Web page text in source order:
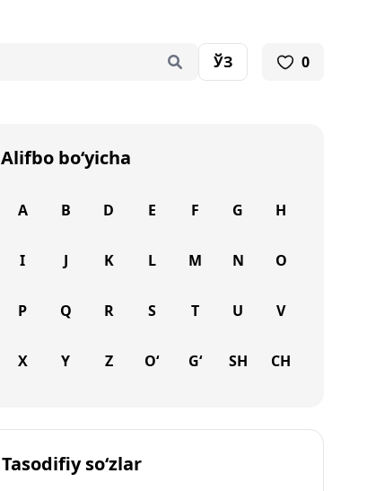
ЎЗ 0
Alifbo bo‘yicha
A B D E F G H
I J K L M N O
P Q R S T U V
X Y Z O‘ G‘ SH CH
Tasodifiy so‘zlar